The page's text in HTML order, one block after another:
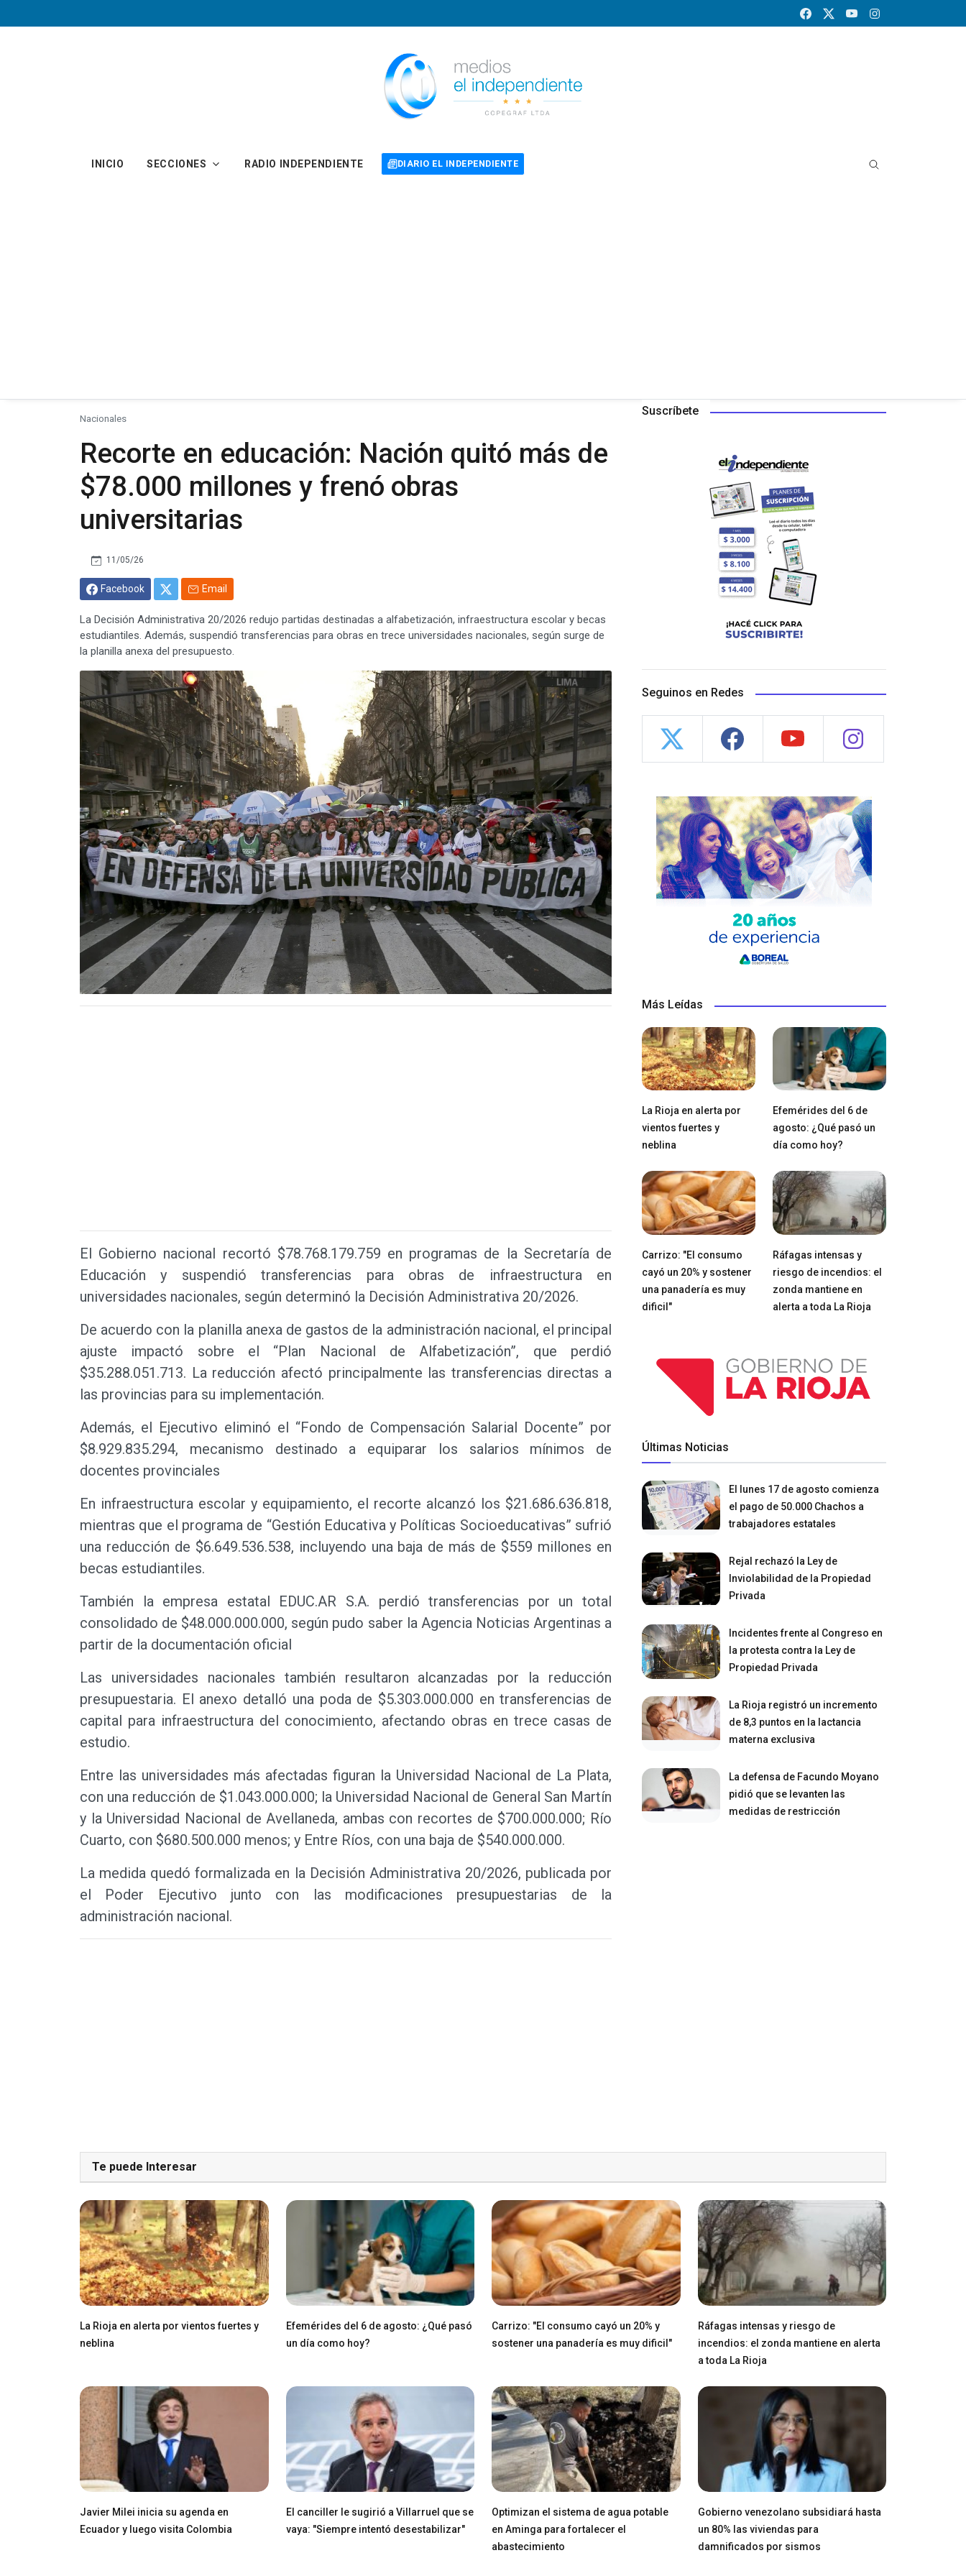
INICIO SECCIONES RADIO INDEPENDIENTE DIARIO EL INDEPENDIENTE
Nacionales
Recorte en educación: Nación quitó más de
$78.000 millones y frenó obras
universitarias
11/05/26
Facebook Email
La Decisión Administrativa 20/2026 redujo partidas destinadas a alfabetización, infraestructura escolar y becas
estudiantiles. Además, suspendió transferencias para obras en trece universidades nacionales, según surge de
la planilla anexa del presupuesto.
El Gobierno nacional recortó $78.768.179.759 en programas de la Secretaría de
Educación y suspendió transferencias para obras de infraestructura en
universidades nacionales, según determinó la Decisión Administrativa 20/2026.
De acuerdo con la planilla anexa de gastos de la administración nacional, el principal
ajuste impactó sobre el “Plan Nacional de Alfabetización”, que perdió
$35.288.051.713. La reducción afectó principalmente las transferencias directas a
las provincias para su implementación.
Además, el Ejecutivo eliminó el “Fondo de Compensación Salarial Docente” por
$8.929.835.294, mecanismo destinado a equiparar los salarios mínimos de
docentes provinciales
En infraestructura escolar y equipamiento, el recorte alcanzó los $21.686.636.818,
mientras que el programa de “Gestión Educativa y Políticas Socioeducativas” sufrió
una reducción de $6.649.536.538, incluyendo una baja de más de $559 millones en
becas estudiantiles.
También la empresa estatal EDUC.AR S.A. perdió transferencias por un total
consolidado de $48.000.000.000, según pudo saber la Agencia Noticias Argentinas a
partir de la documentación oficial
Las universidades nacionales también resultaron alcanzadas por la reducción
presupuestaria. El anexo detalló una poda de $5.303.000.000 en transferencias de
capital para infraestructura del conocimiento, afectando obras en trece casas de
estudio.
Entre las universidades más afectadas figuran la Universidad Nacional de La Plata,
con una reducción de $1.043.000.000; la Universidad Nacional de General San Martín
y la Universidad Nacional de Avellaneda, ambas con recortes de $700.000.000; Río
Cuarto, con $680.500.000 menos; y Entre Ríos, con una baja de $540.000.000.
La medida quedó formalizada en la Decisión Administrativa 20/2026, publicada por
el Poder Ejecutivo junto con las modificaciones presupuestarias de la
administración nacional.
Suscríbete
Seguinos en Redes
Más Leídas
La Rioja en alerta por
vientos fuertes y
neblina
Efemérides del 6 de
agosto: ¿Qué pasó un
día como hoy?
Carrizo: "El consumo
cayó un 20% y sostener
una panadería es muy
dificil"
Ráfagas intensas y
riesgo de incendios: el
zonda mantiene en
alerta a toda La Rioja
Últimas Noticias
El lunes 17 de agosto comienza
el pago de 50.000 Chachos a
trabajadores estatales
Rejal rechazó la Ley de
Inviolabilidad de la Propiedad
Privada
Incidentes frente al Congreso en
la protesta contra la Ley de
Propiedad Privada
La Rioja registró un incremento
de 8,3 puntos en la lactancia
materna exclusiva
La defensa de Facundo Moyano
pidió que se levanten las
medidas de restricción
Te puede Interesar
La Rioja en alerta por vientos fuertes y
neblina
Efemérides del 6 de agosto: ¿Qué pasó
un día como hoy?
Carrizo: "El consumo cayó un 20% y
sostener una panadería es muy dificil"
Ráfagas intensas y riesgo de
incendios: el zonda mantiene en alerta
a toda La Rioja
Javier Milei inicia su agenda en
Ecuador y luego visita Colombia
El canciller le sugirió a Villarruel que se
vaya: "Siempre intentó desestabilizar"
Optimizan el sistema de agua potable
en Aminga para fortalecer el
abastecimiento
Gobierno venezolano subsidiará hasta
un 80% las viviendas para
damnificados por sismos